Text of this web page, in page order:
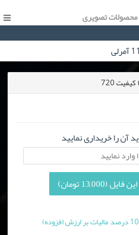
محصولات تصویری
آن را خریداری نمایید
(13,000 تومان)